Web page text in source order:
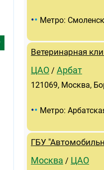
•• Метро:
Ветеринарная
ЦАО / Арбат
121069, Москва,
•• Метро:
ГБУ
Москва / ЦАО